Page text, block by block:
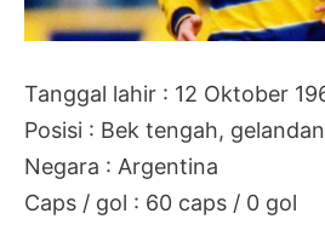
Tanggal lahir : 12 Oktober
Posisi : Bek tengah,
Negara : Argentina
Caps / gol : 60 caps / 0 gol